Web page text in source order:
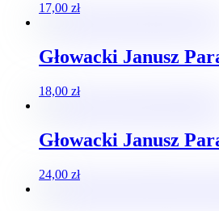
17,00 zł
Głowacki Janusz
18,00 zł
Głowacki Janusz
24,00 zł